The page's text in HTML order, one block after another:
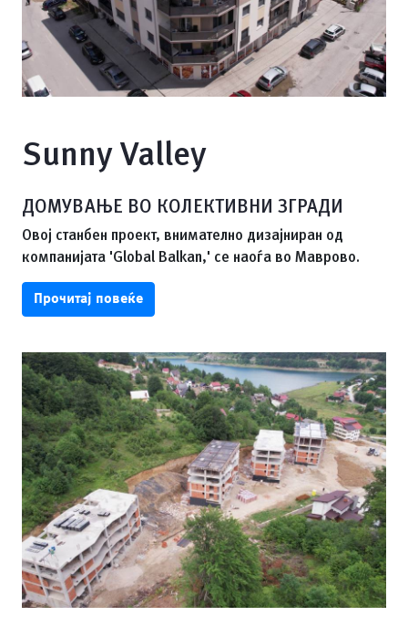
Sunny Valley
ДОМУВАЊЕ ВО КОЛЕКТИВНИ ЗГРАДИ
Овој станбен проект, внимателно дизајниран од
компанијата 'Global Balkan,' се наоѓа во Маврово.
Прочитај повеќе